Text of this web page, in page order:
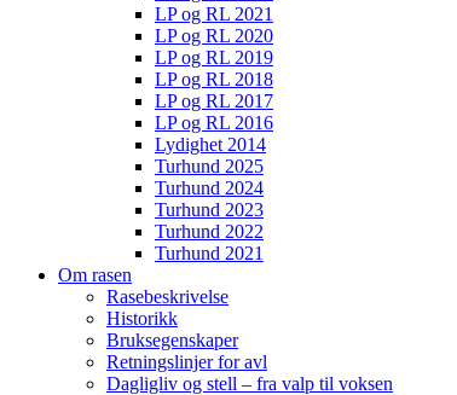
LP og RL 2021
LP og RL 2020
LP og RL 2019
LP og RL 2018
LP og RL 2017
LP og RL 2016
Lydighet 2014
Turhund 2025
Turhund 2024
Turhund 2023
Turhund 2022
Turhund 2021
Om rasen
Rasebeskrivelse
Historikk
Bruksegenskaper
Retningslinjer for avl
Dagligliv og stell – fra valp til voksen